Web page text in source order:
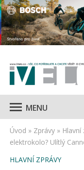
MENU
Úvod » Zprávy » Hlavní
elektrokolo? Ulítlý
HLAVNÍ ZPRÁVY